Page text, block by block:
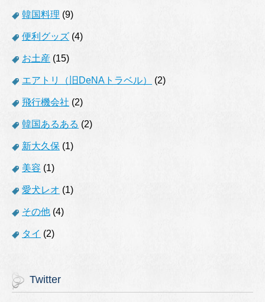
韓国料理 (9)
便利グッズ (4)
お土産 (15)
エアトリ（旧DeNAトラベル） (2)
飛行機会社 (2)
韓国あるある (2)
新大久保 (1)
美容 (1)
愛犬レオ (1)
その他 (4)
タイ (2)
Twitter